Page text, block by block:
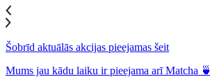
Šobrīd aktuālās akcijas pieejamas šeit
Mums jau kādu laiku ir pieejama arī Matcha 🍵